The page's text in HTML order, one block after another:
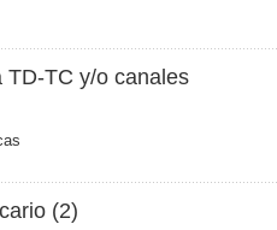
TD-TC y/o canales
(2)